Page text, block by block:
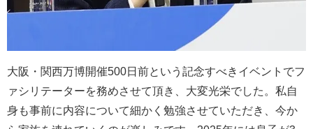
大阪・関西万博開催500日前という記念すべきイベントでフ
ァシリテーターを務めさせて頂き、大変光栄でした。私自
身も事前に内容について細かく勉強させていただき、今か